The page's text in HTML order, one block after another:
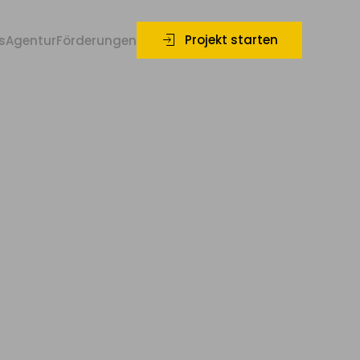
AgenturFörderungen Projekt starten